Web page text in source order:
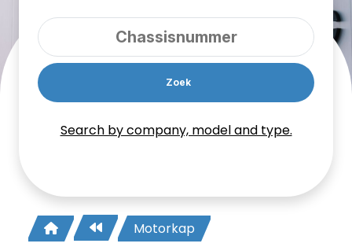
Zoek
Search by company, model and type.
Motorkap